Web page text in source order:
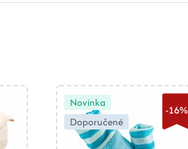
Novinka
Doporučené
-16%